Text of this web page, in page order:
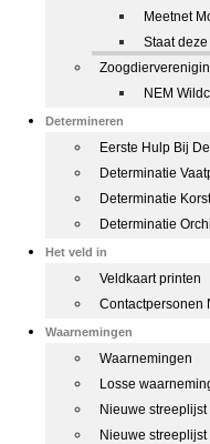
Meetnet
Staat
NEM
Determineren
Eerste Hulp Bij
Determinatie
Determinatie
Determinatie
Het veld in
Veldkaart printen
Contactpersonen
Waarnemingen
Waarnemingen
Losse
Nieuwe streeplijst
Nieuwe